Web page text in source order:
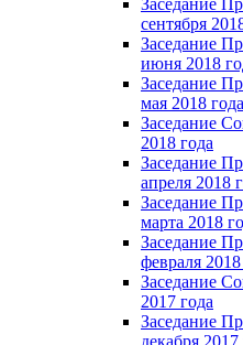
сентября
Заседание
июня 2018
Заседание
мая 2018 года
Заседание
2018 года
Заседание
апреля 2018
Заседание
марта 2018
Заседание
февраля 2018
Заседание
2017 года
Заседание
декабря 2017